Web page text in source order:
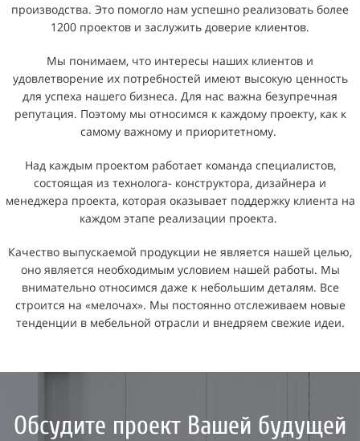
производства. Это помогло нам успешно реализовать более
1200 проектов и заслужить доверие клиентов.
Мы понимаем, что интересы наших клиентов и
удовлетворение их потребностей имеют высокую ценность
для успеха нашего бизнеса. Для нас важна безупречная
репутация. Поэтому мы относимся к каждому проекту, как к
самому важному и приоритетному.
Над каждым проектом работает команда специалистов,
состоящая из технолога- конструктора, дизайнера и
менеджера проекта, которая оказывает поддержку клиента на
каждом этапе реализации проекта.
Качество выпускаемой продукции не является нашей целью,
оно является необходимым условием нашей работы. Мы
внимательно относимся даже к небольшим деталям. Все
строится на «мелочах». Мы постоянно отслеживаем новые
тенденции в мебельной отрасли и внедряем свежие идеи.
Обсудите проект Вашей будущей